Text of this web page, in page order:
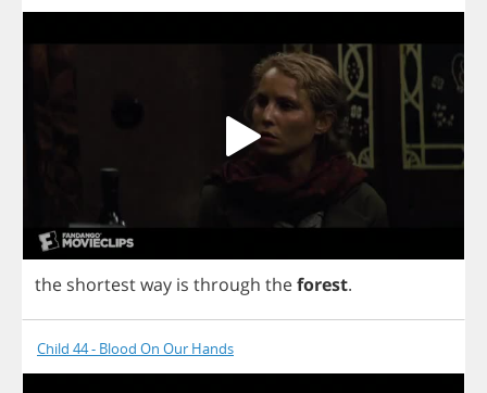
the shortestway is through theforest.
Child 44 - Blood On Our Hands